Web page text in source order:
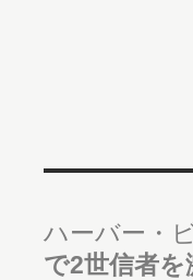
ハーバー・
で2世信者